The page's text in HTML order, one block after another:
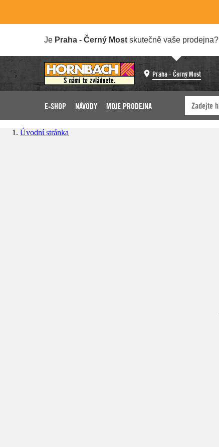
Je Praha - Černý Most skutečně vaše prodejna?
Praha - Černý Most
E-SHOP NÁVODY MOJE PRODEJNA
Úvodní stránka